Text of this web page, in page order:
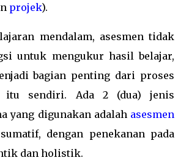
projek).
mendalam, asesmen tidak
untuk mengukur hasil belajar,
bagian penting dari proses
itu sendiri. Ada 2 (dua) jenis
yang digunakan adalah asesmen
dengan penekanan pada
dan holistik.